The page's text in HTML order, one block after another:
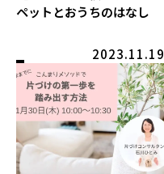
ペットとおうちのはなし
2023.11.19